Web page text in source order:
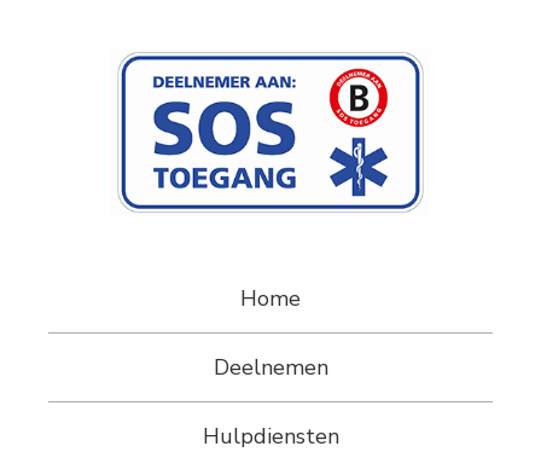
Home
Deelnemen
Hulpdiensten